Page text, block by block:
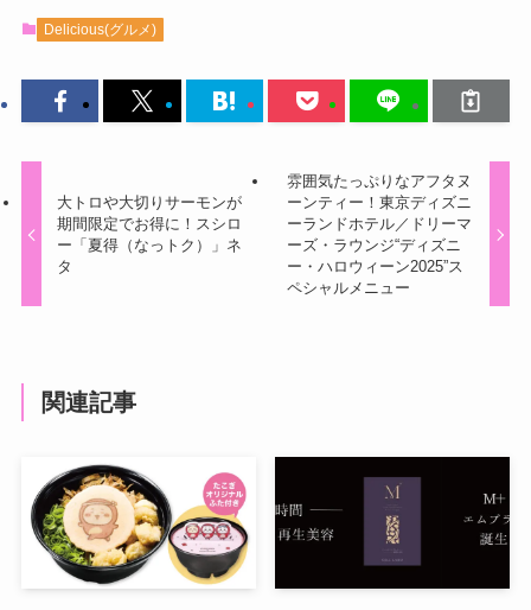
Delicious(グルメ)
大トロや大切りサーモンが
期間限定でお得に！スシロ
ー「夏得（なっトク）」ネ
タ
雰囲気たっぷりなアフタヌ
ーンティー！東京ディズニ
ーランドホテル／ドリーマ
ーズ・ラウンジ“ディズニ
ー・ハロウィーン2025”ス
ペシャルメニュー
関連記事